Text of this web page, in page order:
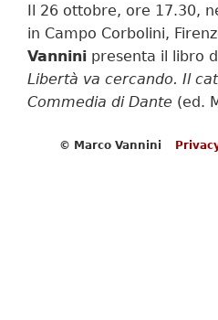
Il 26 ottobre, ore 17.30,
in Campo Corbolini,
Vannini presenta il libro
Libertà va cercando. Il
Commedia di Dante (ed.
© Marco Vannini